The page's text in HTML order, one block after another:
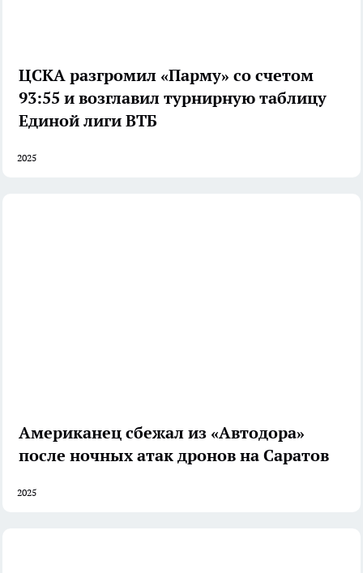
ЦСКА разгромил «Парму» со счетом
93:55 и возглавил турнирную таблицу
Единой лиги ВТБ
2025
Американец сбежал из «Автодора»
после ночных атак дронов на Саратов
2025